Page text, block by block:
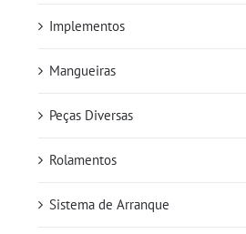
Implementos
Mangueiras
Peças Diversas
Rolamentos
Sistema de Arranque